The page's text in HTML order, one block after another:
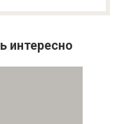
интересно